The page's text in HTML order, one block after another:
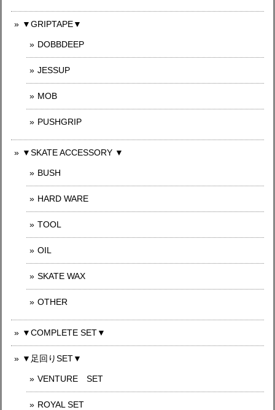
▼GRIPTAPE▼
DOBBDEEP
JESSUP
MOB
PUSHGRIP
▼SKATE ACCESSORY ▼
BUSH
HARD WARE
TOOL
OIL
SKATE WAX
OTHER
▼COMPLETE SET▼
▼足回りSET▼
VENTURE SET
ROYAL SET